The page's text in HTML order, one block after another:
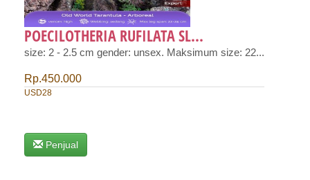
POECILOTHERIA RUFILATA SL...
size: 2 - 2.5 cm gender: unsex. Maksimum size: 22...
Rp.450.000
USD28
Penjual